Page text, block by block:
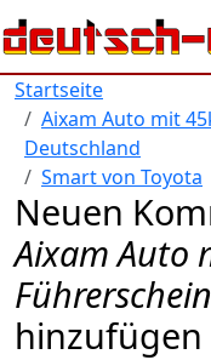
Direkt zum Inhalt
Startseite
Aixam Auto mit
Deutschland
Smart von Toyota
Neuen
Aixam Auto
hinzufügen